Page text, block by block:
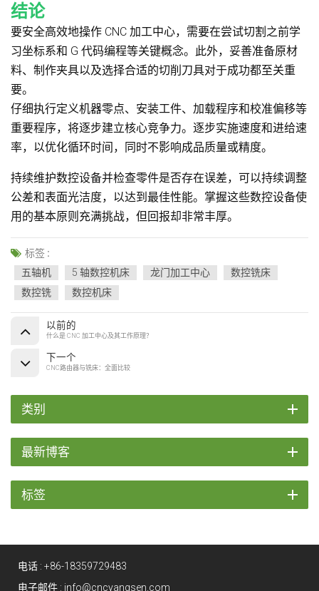
结论
要安全高效地操作 CNC 加工中心，需要在尝试切割之前学
习坐标系和 G 代码编程等关键概念。此外，妥善准备原材
料、制作夹具以及选择合适的切削刀具对于成功都至关重
要。
仔细执行定义机器零点、安装工件、加载程序和校准偏移等
重要程序，将逐步建立核心竞争力。逐步实施速度和进给速
率，以优化循环时间，同时不影响成品质量或精度。
持续维护数控设备并检查零件是否存在误差，可以持续调整
公差和表面光洁度，以达到最佳性能。掌握这些数控设备使
用的基本原则充满挑战，但回报却非常丰厚。
标签 :
五轴机
5 轴数控机床 龙门加工中心
数控铣床
数控铣
数控机床
以前的
什么是 CNC 加工中心及其工作原理？
下一个
CNC路由器与铣床：全面比较
类别
最新博客
标签
电话 : +86-18359729483
电子邮件 : info@cncyangsen.com